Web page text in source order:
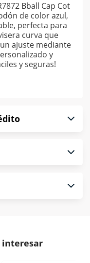
Bball Cap Cot
de color azul,
perfecta para
curva que
ajuste mediante
y
y seguras!
generas el
conforme a
fin.
y Encriptación 3D.
interesar